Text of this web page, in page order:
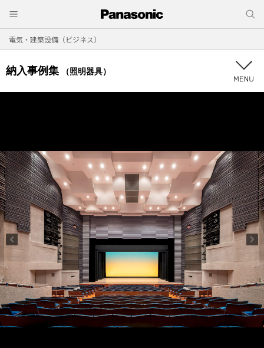
電気・建築設備（ビジネス）
納入事例集 （照明器具）